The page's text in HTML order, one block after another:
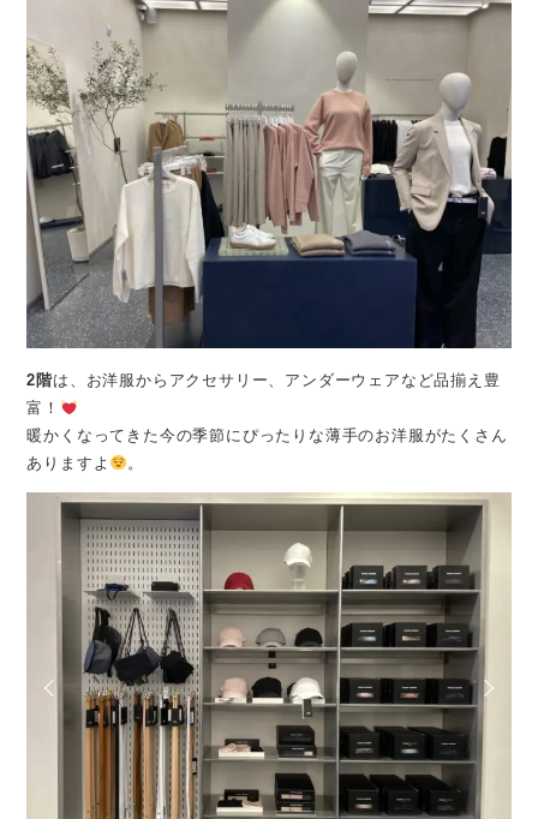
2階は、お洋服からアクセサリー、アンダーウェアなど品揃え豊
富！
暖かくなってきた今の季節にぴったりな薄手のお洋服がたくさん
ありますよ
。